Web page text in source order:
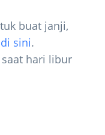
buat janji,
di sini.
hari libur